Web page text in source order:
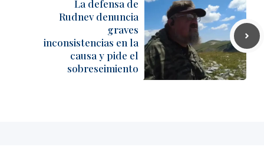
La defensa de
Rudnev denuncia
graves
inconsistencias en la
causa y pide el
sobreseimiento